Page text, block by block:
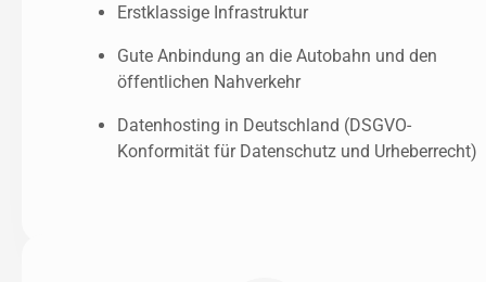
Erstklassige Infrastruktur
Gute Anbindung an die Autobahn und den
öffentlichen Nahverkehr
Datenhosting in Deutschland (DSGVO-
Konformität für Datenschutz und Urheberrecht)